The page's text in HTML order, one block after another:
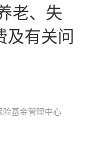
老、失
有关问
基金管理中心